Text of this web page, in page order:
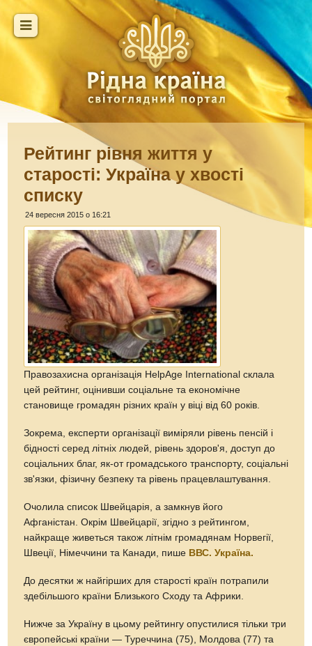
Рейтинг рівня життя у
старості: Україна у хвості
списку
24 вересня 2015 о 16:21
Правозахисна організація HelpAge International склала
цей рейтинг, оцінивши соціальне та економічне
становище громадян різних країн у віці від 60 років.
Зокрема, експерти організації виміряли рівень пенсій і
бідності серед літніх людей, рівень здоров'я, доступ до
соціальних благ, як-от громадського транспорту, соціальні
зв'язки, фізичну безпеку та рівень працевлаштування.
Очолила список Швейцарія, а замкнув його
Афганістан. Окрім Швейцарії, згідно з рейтингом,
найкраще живеться також літнім громадянам Норвегії,
Швеції, Німеччини та Канади, пише ВВС. Україна.
До десятки ж найгірших для старості країн потрапили
здебільшого країни Близького Сходу та Африки.
Нижче за Україну в цьому рейтингу опустилися тільки три
європейські країни — Туреччина (75), Молдова (77) та